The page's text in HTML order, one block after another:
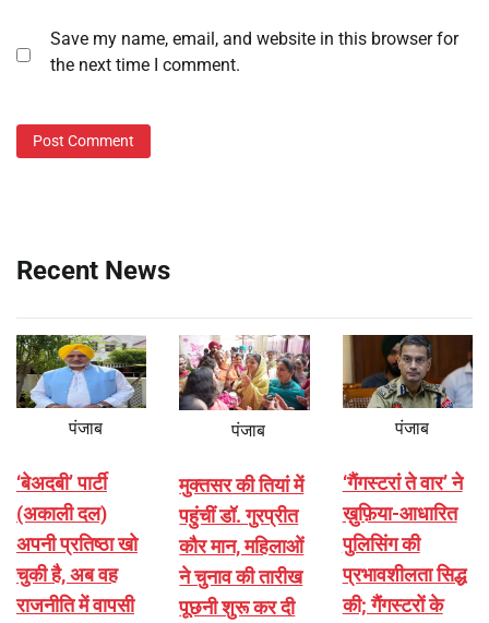
Save my name, email, and website in this browser for
the next time I comment.
Recent News
पंजाब
‘बेअदबी’ पार्टी
(अकाली दल)
अपनी प्रतिष्ठा खो
चुकी है, अब वह
राजनीति में वापसी
पंजाब
मुक्तसर की तियां में
पहुंचीं डॉ. गुरप्रीत
कौर मान, महिलाओं
ने चुनाव की तारीख
पूछनी शुरू कर दी
पंजाब
‘गैंगस्टरां ते वार’ ने
ख़ुफ़िया-आधारित
पुलिसिंग की
प्रभावशीलता सिद्ध
की; गैंगस्टरों के